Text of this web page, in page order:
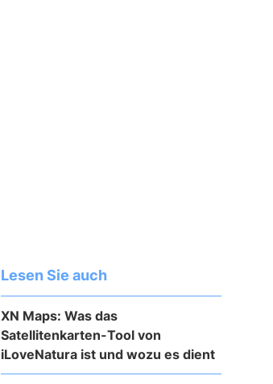
Lesen Sie auch
XN Maps: Was das
Satellitenkarten-Tool von
iLoveNatura ist und wozu es dient